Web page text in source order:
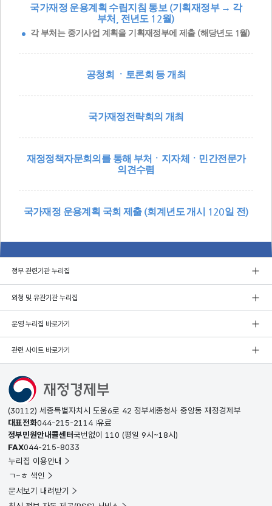
국가재정 운용계획 수립지침 통보 (기획재정부 → 각
부처, 전년도 12월)
각 부처는 중기사업 계획을 기획재정부에 제출 (해당년도 1월)
공청회 ㆍ토론회 등 개최
국가재정전략회의 개최
재정정책자문회의를 통해 부처ㆍ지자체ㆍ민간전문가
의견수렴
국가재정 운용계획 국회 제출 (회계년도 개시 120일 전)
정부 관련기관 누리집
외청 및 유관기관 누리집
운영 누리집 바로가기
관련 사이트 바로가기
(30112) 세종특별자치시 도움6로 42 정부세종청사 중앙동 재정경제부
대표전화044-215-2114 유료
정부민원안내콜센터국번없이 110 (평일 9시~18시)
FAX044-215-8033
누리집 이용안내
ㄱ~ㅎ 색인
문서보기 내려받기